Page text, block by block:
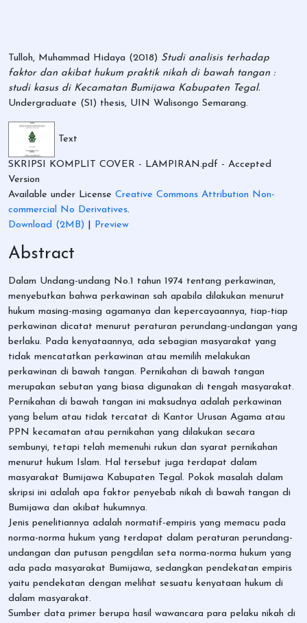
Tulloh, Muhammad Hidaya (2018) Studi analisis terhadap
faktor dan akibat hukum praktik nikah di bawah tangan :
studi kasus di Kecamatan Bumijawa Kabupaten Tegal.
Undergraduate (S1) thesis, UIN Walisongo Semarang.
Text
SKRIPSI KOMPLIT COVER - LAMPIRAN.pdf - Accepted
Version
Available under License Creative Commons Attribution Non-
commercial No Derivatives.
Download (2MB)
Preview
Abstract
Dalam Undang-undang No.1 tahun 1974 tentang perkawinan,
menyebutkan bahwa perkawinan sah apabila dilakukan menurut
hukum masing-masing agamanya dan kepercayaannya, tiap-tiap
perkawinan dicatat menurut peraturan perundang-undangan yang
berlaku. Pada kenyataannya, ada sebagian masyarakat yang
tidak mencatatkan perkawinan atau memilih melakukan
perkawinan di bawah tangan. Pernikahan di bawah tangan
merupakan sebutan yang biasa digunakan di tengah masyarakat.
Pernikahan di bawah tangan ini maksudnya adalah perkawinan
yang belum atau tidak tercatat di Kantor Urusan Agama atau
PPN kecamatan atau pernikahan yang dilakukan secara
sembunyi, tetapi telah memenuhi rukun dan syarat pernikahan
menurut hukum Islam. Hal tersebut juga terdapat dalam
masyarakat Bumijawa Kabupaten Tegal. Pokok masalah dalam
skripsi ini adalah apa faktor penyebab nikah di bawah tangan di
Bumijawa dan akibat hukumnya.
Jenis penelitiannya adalah normatif-empiris yang memacu pada
norma-norma hukum yang terdapat dalam peraturan perundang-
undangan dan putusan pengdilan seta norma-norma hukum yang
ada pada masyarakat Bumijawa, sedangkan pendekatan empiris
yaitu pendekatan dengan melihat sesuatu kenyataan hukum di
dalam masyarakat.
Sumber data primer berupa hasil wawancara para pelaku nikah di